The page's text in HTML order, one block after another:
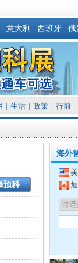
意大利 西班牙 俄
| 生活 | 政策 | 行前 |
预科
海外